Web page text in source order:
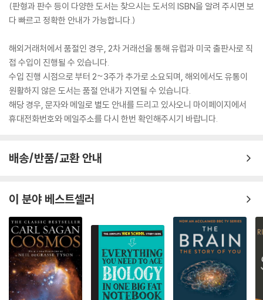
(판형과 판수 등이 다양한 도서는 찾으시는 도서의 ISBN을 알려 주시면 보
다 빠르고 정확한 안내가 가능합니다.)
해외거래처에서 품절인 경우, 2차 거래선을 통해 유럽과 미국 출판사로 직
접 수입이 진행될 수 있습니다.
수입 진행 시점으로 부터 2~3주가 추가로 소요되며, 해외에서도 유통이
원활하지 않은 도서는 품절 안내가 지연될 수 있습니다.
해당 경우, 문자와 메일로 별도 안내를 드리고 있사오니 마이페이지에서
휴대전화번호와 메일주소를 다시 한번 확인해주시기 바랍니다.
배송/반품/교환 안내
이 분야 베스트셀러